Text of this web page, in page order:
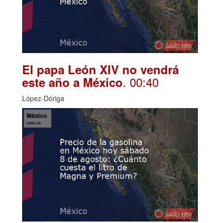
El papa León XIV no vendrá
este año a México. 00:40
López-Dóriga